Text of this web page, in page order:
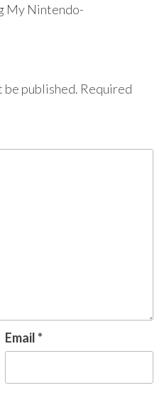
My Nintendo-
be published. Required
Email*